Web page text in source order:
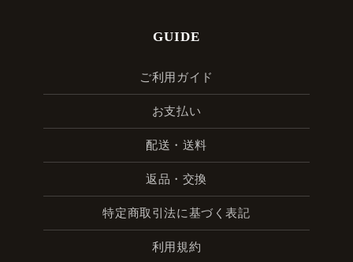
GUIDE
ご利用ガイド
お支払い
配送・送料
返品・交換
特定商取引法に基づく表記
利用規約